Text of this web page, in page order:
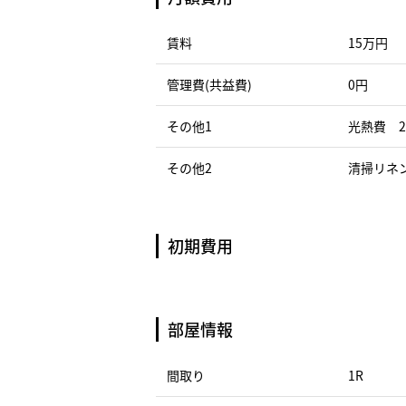
賃料 15万円
管理費(共益費) 0円
その他1 光熱費
その他2 清掃リ
初期費用
部屋情報
間取り 1R